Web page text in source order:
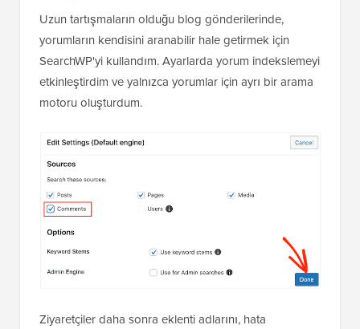
Uzun tartışmaların olduğu blog gönderilerinde,
yorumların kendisini aranabilir hale getirmek için
SearchWP'yi kullandım. Ayarlarda yorum indekslemeyi
etkinleştirdim ve yalnızca yorumlar için ayrı bir arama
motoru oluşturdum.
Ziyaretçiler daha sonra eklenti adlarını, hata